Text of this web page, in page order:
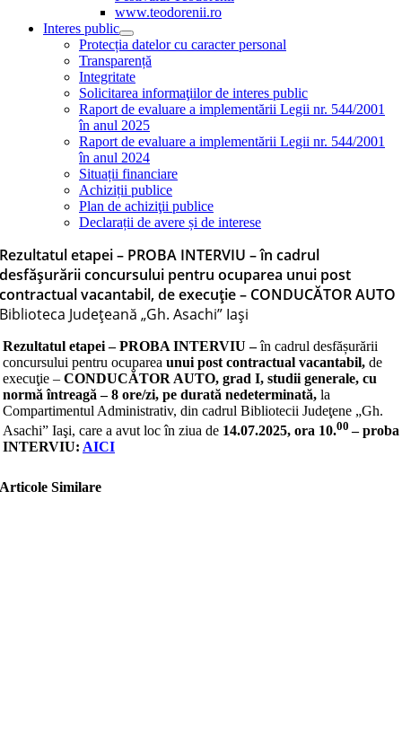
www.teodorenii.ro
Interes public
Protecția datelor cu caracter personal
Transparență
Integritate
Solicitarea informaţiilor de interes public
Raport de evaluare a implementării Legii nr. 544/2001
în anul 2025
Raport de evaluare a implementării Legii nr. 544/2001
în anul 2024
Situații financiare
Achiziții publice
Plan de achiziţii publice
Declarații de avere și de interese
Rezultatul etapei – PROBA INTERVIU – în cadrul
desfășurării concursului pentru ocuparea unui post
contractual vacantabil, de execuţie – CONDUCĂTOR AUTO
Biblioteca Judeţeană „Gh. Asachi” Iaşi
Rezultatul etapei – PROBA INTERVIU –în cadrul desfășurării
concursului pentru ocuparea unui post contractual vacantabil, de
execuţie – CONDUCĂTOR AUTO, grad I, studii generale, cu
normă întreagă – 8 ore/zi, pe durată nedeterminată, la
Compartimentul Administrativ, din cadrul Bibliotecii Judeţene „Gh.
Asachi” Iaşi, care a avut loc în ziua de 14.07.2025, ora 10.00 – proba
INTERVIU: AICI
Articole Similare